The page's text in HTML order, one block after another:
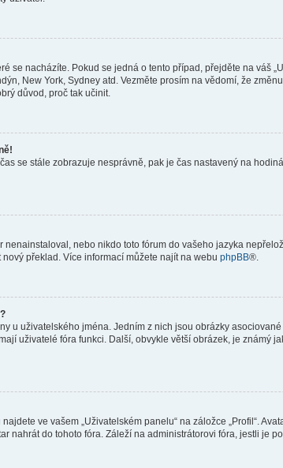
se nacházíte. Pokud se jedná o tento případ, přejděte na váš
New York, Sydney atd. Vezměte prosím na vědomí, že
důvod, proč tak učinit.
se stále zobrazuje nesprávně, pak je čas nastavený na
nebo nikdo toto fórum do vašeho jazyka
překlad. Více informací můžete najít na webu phpBB®.
u uživatelského jména. Jedním z nich jsou obrázky
uživatelé fóra funkci. Další, obvykle větší obrázek, je známý
ve vašem „Uživatelském panelu“ na záložce „Profil“.
nahrát do tohoto fóra. Záleží na administrátorovi fóra, jestli je